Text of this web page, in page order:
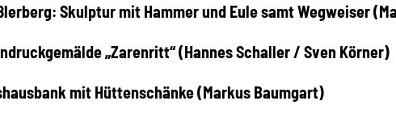
Skulptur mit Hammer und Eule samt Wegweiser
„Zarenritt“ (Hannes Schaller / Sven Körner)
mit Hüttenschänke (Markus Baumgart)